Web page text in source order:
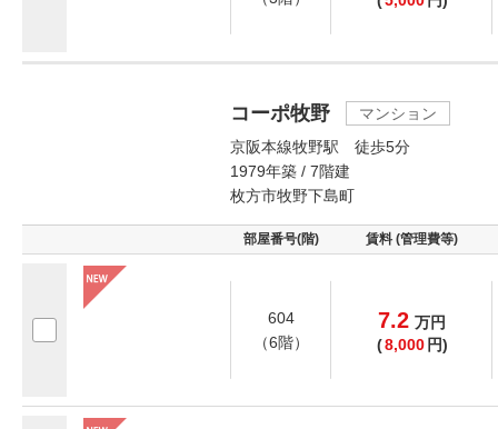
コーポ牧野
マンション
京阪本線牧野駅 徒歩5分
1979年築 / 7階建
枚方市牧野下島町
部屋番号(階) 賃料 (管理費等)
604
（6階）
7.2 万円
(8,000 円)